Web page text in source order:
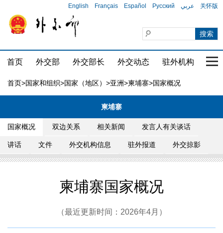
English Français Español Русский عربي 关怀版
首页 外交部 外交部长 外交动态 驻外机构 国
首页>国家和组织>国家（地区） >亚洲>柬埔寨>国家概况
柬埔寨
国家概况 双边关系 相关新闻 发言人有关谈话
讲话 文件 外交机构信息 驻外报道 外交掠影
柬埔寨国家概况
（最近更新时间：2026年4月）